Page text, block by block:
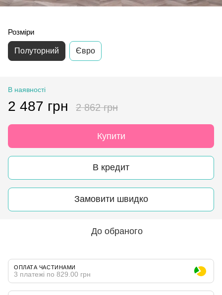
Розміри
Полуторний Євро
В наявності
2 487 грн 2 862 грн
Купити
В кредит
Замовити швидко
До обраного
ОПЛАТА ЧАСТИНАМИ
3 платежі по 829.00 грн